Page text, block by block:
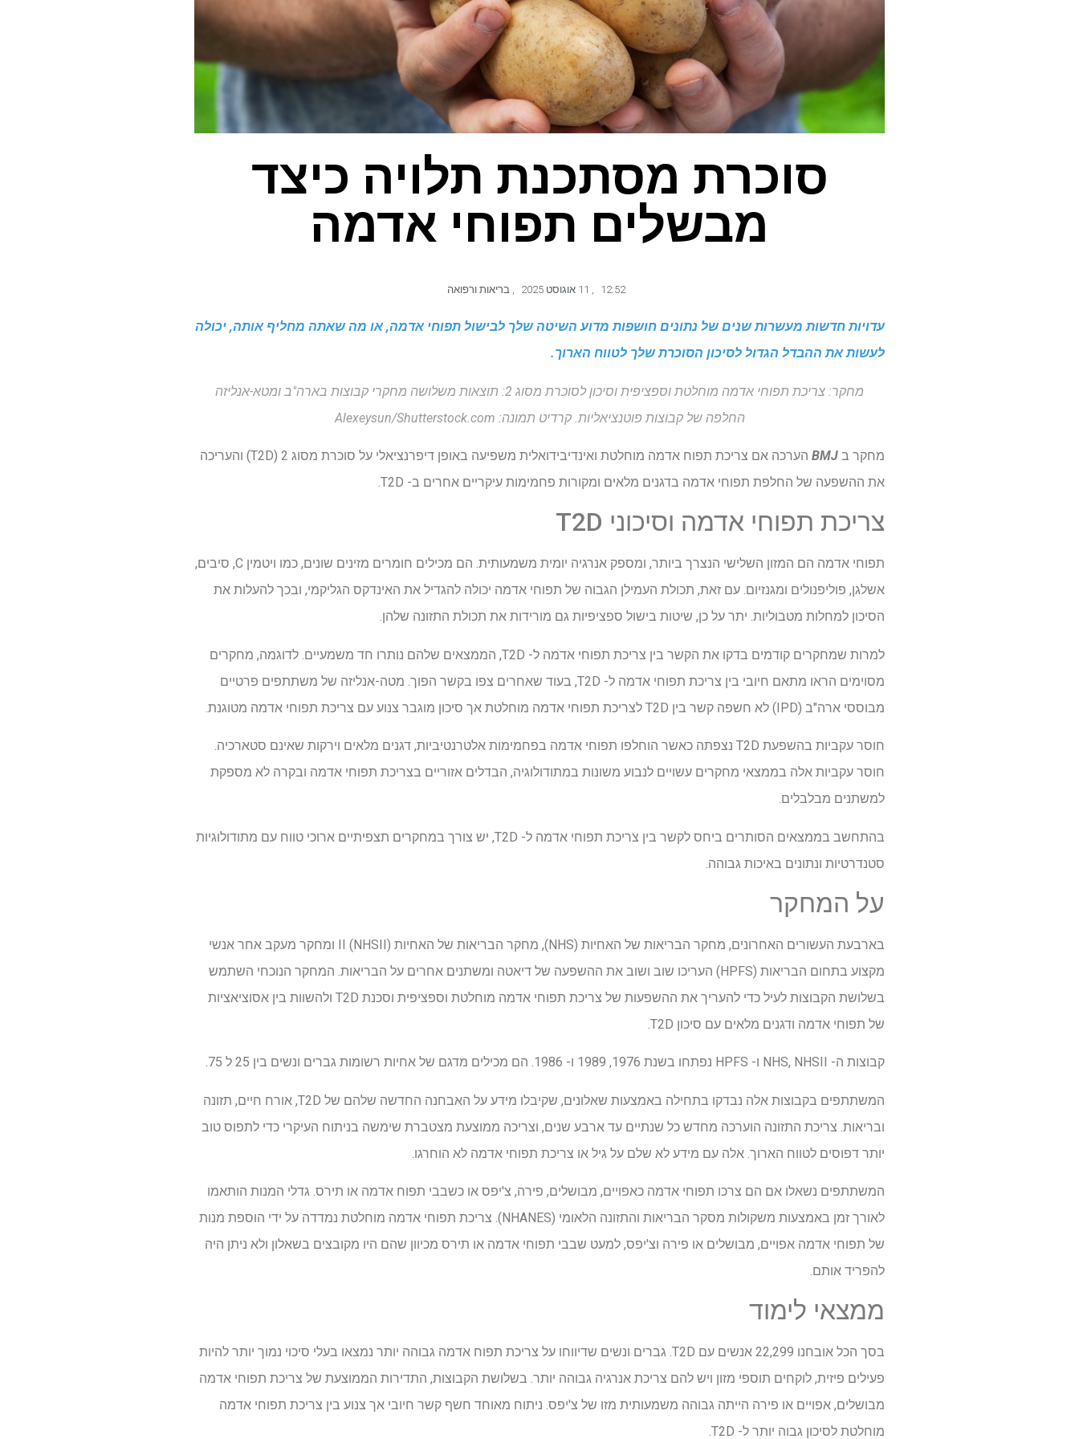
סוכרת מסתכנת תלויה כיצד
מבשלים תפוחי אדמה
12:52
,
, בריאות ורפואה
עדויות חדשות מעשרות שנים של נתונים חושפות מדוע השיטה שלך לבישול תפוחי אדמה, או מה שאתה מחליף אותה, יכולה
לעשות את ההבדל הגדול לסיכון הסוכרת שלך לטווח הארוך.
מחקר: צריכת תפוחי אדמה מוחלטת וספציפית וסיכון לסוכרת מסוג 2: תוצאות משלושה מחקרי קבוצות בארה"ב ומטא-אנליזה
החלפה של קבוצות פוטנציאליות. קרדיט תמונה: Alexeysun/Shutterstock.com
מחקר ב BMJ
הערכה אם צריכת תפוח אדמה מוחלטת ואינדיבידואלית משפיעה באופן דיפרנציאלי על סוכרת מסוג 2 (T2D) והעריכה
את ההשפעה של החלפת תפוחי אדמה בדגנים מלאים ומקורות פחמימות עיקריים אחרים ב- T2D.
צריכת תפוחי אדמה וסיכוני T2D
תפוחי אדמה הם המזון השלישי הנצרך ביותר, ומספק אנרגיה יומית משמעותית. הם מכילים חומרים מזינים שונים, כמו ויטמין C, סיבים,
אשלגן, פוליפנולים ומגנזיום. עם זאת, תכולת העמילן הגבוה של תפוחי אדמה יכולה להגדיל את האינדקס הגליקמי, ובכך להעלות את
הסיכון למחלות מטבוליות. יתר על כן, שיטות בישול ספציפיות גם מורידות את תכולת התזונה שלהן.
למרות שמחקרים קודמים בדקו את הקשר בין צריכת תפוחי אדמה ל- T2D, הממצאים שלהם נותרו חד משמעיים. לדוגמה, מחקרים
מסוימים הראו מתאם חיובי בין צריכת תפוחי אדמה ל- T2D, בעוד שאחרים צפו בקשר הפוך. מטה-אנליזה של משתתפים פרטיים
מבוססי ארה"ב (IPD) לא חשפה קשר בין T2D לצריכת תפוחי אדמה מוחלטת אך סיכון מוגבר צנוע עם צריכת תפוחי אדמה מטוגנת.
חוסר עקביות בהשפעת T2D נצפתה כאשר הוחלפו תפוחי אדמה בפחמימות אלטרנטיביות, דגנים מלאים וירקות שאינם סטארכיה.
חוסר עקביות אלה בממצאי מחקרים עשויים לנבוע משונות במתודולוגיה, הבדלים אזוריים בצריכת תפוחי אדמה ובקרה לא מספקת
למשתנים מבלבלים.
בהתחשב בממצאים הסותרים ביחס לקשר בין צריכת תפוחי אדמה ל- T2D, יש צורך במחקרים תצפיתיים ארוכי טווח עם מתודולוגיות
סטנדרטיות ונתונים באיכות גבוהה.
על המחקר
בארבעת העשורים האחרונים, מחקר הבריאות של האחיות (NHS), מחקר הבריאות של האחיות II (NHSII) ומחקר מעקב אחר אנשי
מקצוע בתחום הבריאות (HPFS) העריכו שוב ושוב את ההשפעה של דיאטה ומשתנים אחרים על הבריאות. המחקר הנוכחי השתמש
בשלושת הקבוצות לעיל כדי להעריך את ההשפעות של צריכת תפוחי אדמה מוחלטת וספציפית וסכנת T2D ולהשוות בין אסוציאציות
של תפוחי אדמה ודגנים מלאים עם סיכון T2D.
קבוצות ה- NHS, NHSII ו- HPFS נפתחו בשנת 1976, 1989 ו- 1986. הם מכילים מדגם של אחיות רשומות גברים ונשים בין 25 ל 75.
המשתתפים בקבוצות אלה נבדקו בתחילה באמצעות שאלונים, שקיבלו מידע על האבחנה החדשה שלהם של T2D, אורח חיים, תזונה
ובריאות. צריכת התזונה הוערכה מחדש כל שנתיים עד ארבע שנים, וצריכה ממוצעת מצטברת שימשה בניתוח העיקרי כדי לתפוס טוב
יותר דפוסים לטווח הארוך. אלה עם מידע לא שלם על גיל או צריכת תפוחי אדמה לא הוחרגו.
המשתתפים נשאלו אם הם צרכו תפוחי אדמה כאפויים, מבושלים, פירה, צ'יפס או כשבבי תפוח אדמה או תירס. גדלי המנות הותאמו
לאורך זמן באמצעות משקולות מסקר הבריאות והתזונה הלאומי (NHANES). צריכת תפוחי אדמה מוחלטת נמדדה על ידי הוספת מנות
של תפוחי אדמה אפויים, מבושלים או פירה וצ'יפס, למעט שבבי תפוחי אדמה או תירס מכיוון שהם היו מקובצים בשאלון ולא ניתן היה
להפריד אותם.
ממצאי לימוד
בסך הכל אובחנו 22,299 אנשים עם T2D. גברים ונשים שדיווחו על צריכת תפוח אדמה גבוהה יותר נמצאו בעלי סיכוי נמוך יותר להיות
פעילים פיזית, לוקחים תוספי מזון ויש להם צריכת אנרגיה גבוהה יותר. בשלושת הקבוצות, התדירות הממוצעת של צריכת תפוחי אדמה
מבושלים, אפויים או פירה הייתה גבוהה משמעותית מזו של צ'יפס. ניתוח מאוחד חשף קשר חיובי אך צנוע בין צריכת תפוחי אדמה
מוחלטת לסיכון גבוה יותר ל- T2D.